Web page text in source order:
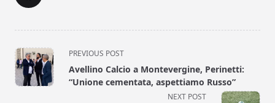
<span
class="nav-
subtitle
PREVIOUS POST
Avellino Calcio a Montevergine, Perinetti:
“Unione cementata, aspettiamo Russo”
NEXT POST